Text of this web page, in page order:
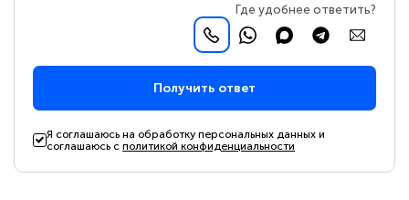
Где удобнее ответить?
Получить ответ
Я соглашаюсь на обработку персональных данных и
соглашаюсь сполитикой конфиденциальности